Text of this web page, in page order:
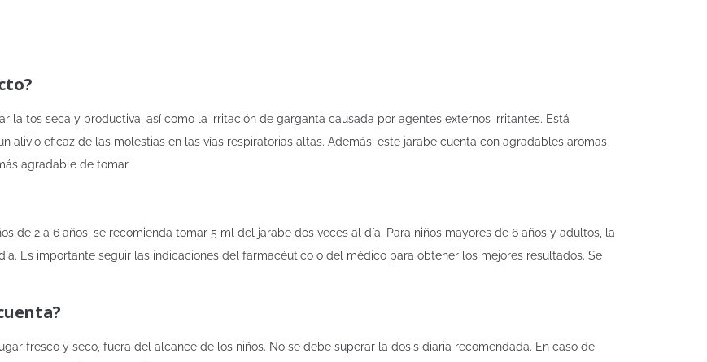
la tos seca y productiva, así como la irritación de garganta causada por agentes externos irritantes. Está
alivio eficaz de las molestias en las vías respiratorias altas. Además, este jarabe cuenta con agradables aromas
agradable de tomar.
de 2 a 6 años, se recomienda tomar 5 ml del jarabe dos veces al día. Para niños mayores de 6 años y adultos, la
Es importante seguir las indicaciones del farmacéutico o del médico para obtener los mejores resultados. Se
fresco y seco, fuera del alcance de los niños. No se debe superar la dosis diaria recomendada. En caso de